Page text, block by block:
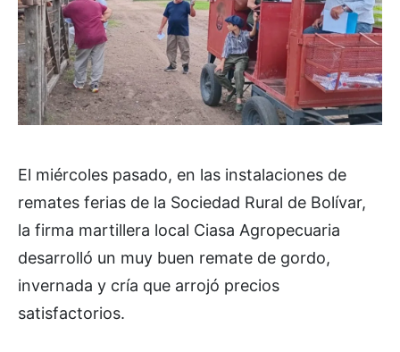
El miércoles pasado, en las instalaciones de
remates ferias de la Sociedad Rural de Bolívar,
la firma martillera local Ciasa Agropecuaria
desarrolló un muy buen remate de gordo,
invernada y cría que arrojó precios
satisfactorios.